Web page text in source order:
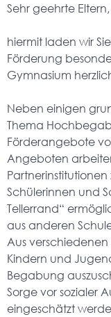
Sehr geehrte
hiermit laden wir
Förderung
Gymnasium
Neben einigen
Thema
Förderangebote
Angeboten
Schülerinnen und
Tellerrand“
aus anderen
Aus
Kindern und
Begabung
Sorge vor sozialer
eingeschätzt